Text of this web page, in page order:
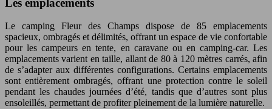
Le camping Fleur des Champs dispose de 85 emplacements
spacieux, ombragés et délimités, offrant un espace de vie confortable
pour les campeurs en tente, en caravane ou en camping-car. Les
emplacements varient en taille, allant de 80 à 120 mètres carrés, afin
de s’adapter aux différentes configurations. Certains emplacements
sont entièrement ombragés, offrant une protection contre le soleil
pendant les chaudes journées d’été, tandis que d’autres sont plus
ensoleillés, permettant de profiter pleinement de la lumière naturelle.